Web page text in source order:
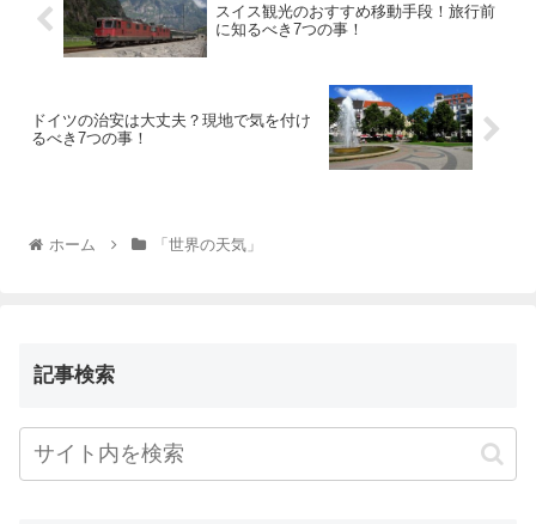
スイス観光のおすすめ移動手段！旅行前
に知るべき7つの事！
ドイツの治安は大丈夫？現地で気を付け
るべき7つの事！
ホーム 「世界の天気」
記事検索